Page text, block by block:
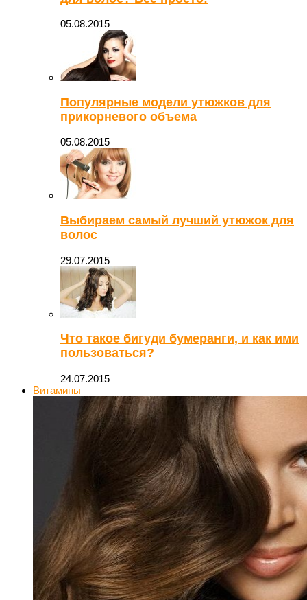
05.08.2015
Популярные модели утюжков для
прикорневого объема
05.08.2015
Выбираем самый лучший утюжок для
волос
29.07.2015
Что такое бигуди бумеранги, и как ими
пользоваться?
24.07.2015
Витамины